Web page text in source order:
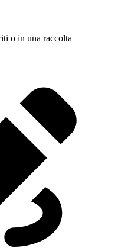
o in una raccolta